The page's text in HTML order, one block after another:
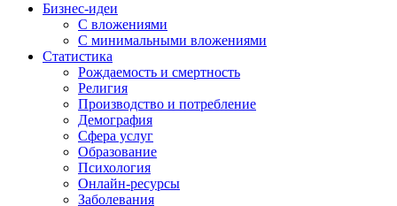
Бизнес-идеи
С вложениями
С минимальными вложениями
Статистика
Рождаемость и смертность
Религия
Производство и потребление
Демография
Сфера услуг
Образование
Психология
Онлайн-ресурсы
Заболевания